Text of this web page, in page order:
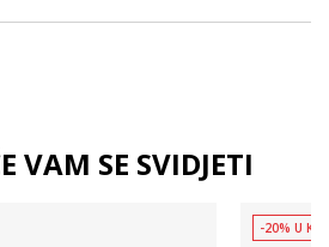
VAM SE SVIDJETI
-20% U